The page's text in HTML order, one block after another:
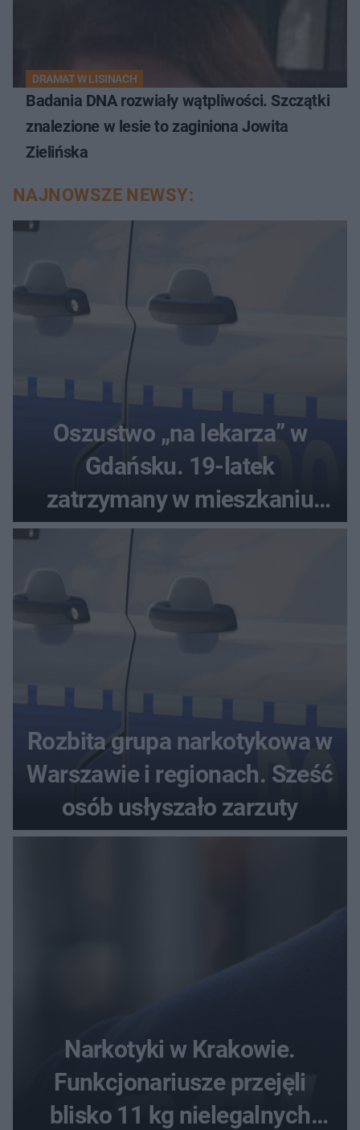
DRAMAT W LISINACH
Badania DNA rozwiały wątpliwości. Szczątki
znalezione w lesie to zaginiona Jowita
Zielińska
NAJNOWSZE NEWSY:
Oszustwo „na lekarza” w
Gdańsku. 19-latek
zatrzymany w mieszkaniu
seniora
Rozbita grupa narkotykowa w
Warszawie i regionach. Sześć
osób usłyszało zarzuty
Narkotyki w Krakowie.
Funkcjonariusze przejęli
blisko 11 kg nielegalnych